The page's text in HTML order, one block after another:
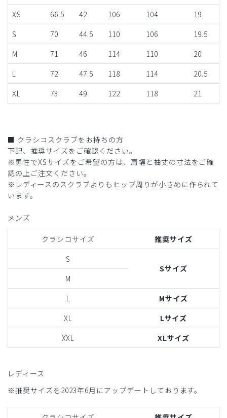
XS
66.5 42 106 104
19
S
70 44.5 110 106
19.5
M
71 46 114 110
20
L
72 47.5 118 114
20.5
XL
73 49 122 118 21
■ クラシコスクラブをお持ちの方
下記、推奨サイズをご確認ください。
※男性でXSサイズをご希望の方は、肩幅と袖丈の寸法をご確
認の上ご注文ください。
※レディースのスクラブよりもヒップ周りが小さめに作られて
います。
メンズ
クラシコサイズ
推奨サイズ
S
Sサイズ
M
L
Mサイズ
XL
Lサイズ
XXL
XLサイズ
レディース
※推奨サイズを2023年6月にアップデートしております。